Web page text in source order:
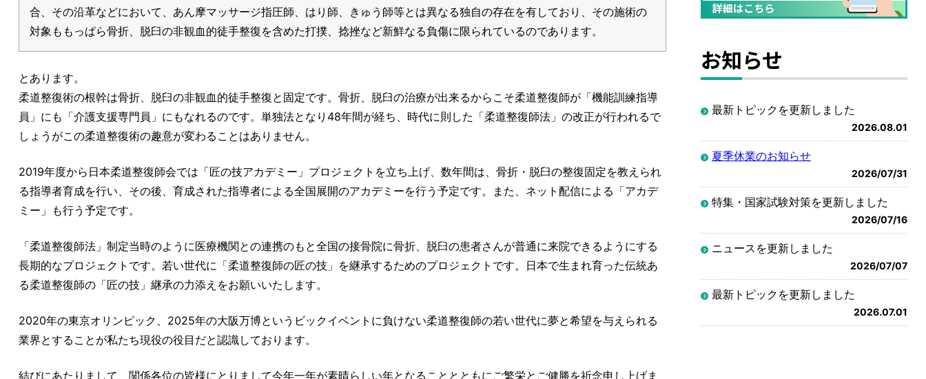
合、その沿革などにおいて、あん摩マッサージ指圧師、はり師、きゅう師等とは異なる独自の存在を有しており、その施術の
対象ももっぱら骨折、脱臼の非観血的徒手整復を含めた打撲、捻挫など新鮮なる負傷に限られているのであります。
とあります。
柔道整復術の根幹は骨折、脱臼の非観血的徒手整復と固定です。骨折、脱臼の治療が出来るからこそ柔道整復師が「機能訓練指導
員」にも「介護支援専門員」にもなれるのです。単独法となり48年間が経ち、時代に則した「柔道整復師法」の改正が行われるで
しょうがこの柔道整復術の趣意が変わることはありません。
2019年度から日本柔道整復師会では「匠の技アカデミー」プロジェクトを立ち上げ、数年間は、骨折・脱臼の整復固定を教えられ
る指導者育成を行い、その後、育成された指導者による全国展開のアカデミーを行う予定です。また、ネット配信による「アカデ
ミー」も行う予定です。
「柔道整復師法」制定当時のように医療機関との連携のもと全国の接骨院に骨折、脱臼の患者さんが普通に来院できるようにする
長期的なプロジェクトです。若い世代に「柔道整復師の匠の技」を継承するためのプロジェクトです。日本で生まれ育った伝統あ
る柔道整復師の「匠の技」継承の力添えをお願いいたします。
2020年の東京オリンピック、2025年の大阪万博というビックイベントに負けない柔道整復師の若い世代に夢と希望を与えられる
業界とすることが私たち現役の役目だと認識しております。
結びにあたりまして、関係各位の皆様にとりまして今年一年が素晴らしい年となることとともにご繁栄とご健勝を祈念申し上げま
お知らせ
最新トピックを更新しました
2026.08.01
夏季休業のお知らせ
2026/07/31
特集・国家試験対策を更新しました
2026/07/16
ニュースを更新しました
2026/07/07
最新トピックを更新しました
2026.07.01